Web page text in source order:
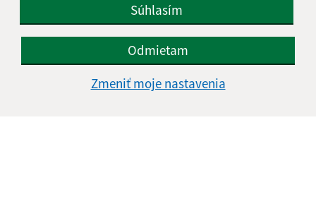
Súhlasím
Odmietam
Zmeniť moje nastavenia